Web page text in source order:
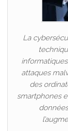
La
attaques
des
smartphones